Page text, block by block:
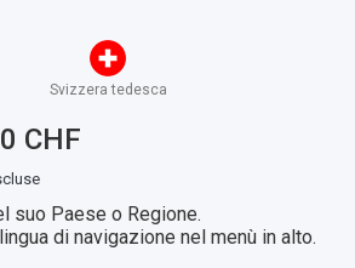
Svizzera tedesca
CHF
suo Paese o Regione.
di navigazione nel menù in alto.